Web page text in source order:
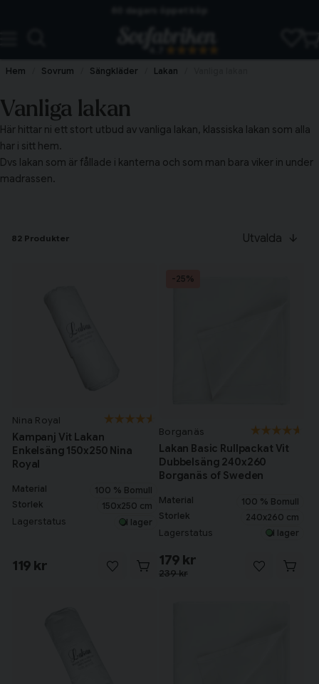
Snabba leveranser
Hem Sovrum Sängkläder Lakan
Vanliga lakan
Här hittar ni ett stort utbud av vanliga lakan, klassiska lakan som alla
har i sitt hem.
Dvs lakan som är fållade i kanterna och som man bara viker in under
madrassen.
82 Produkter Utvalda
Nina Royal
Kampanj Vit Lakan
Enkelsäng 150x250 Nina
Royal
Material
100 % Bomull
Storlek
150x250 cm
Lagerstatus I lager
119 kr
Borganäs
Lakan Basic Rullpackat Vit
Dubbelsäng 240x260
Borganäs of Sweden
Material
100 % Bomull
Storlek
240x260 cm
Lagerstatus I lager
239 kr
179 kr
-25%